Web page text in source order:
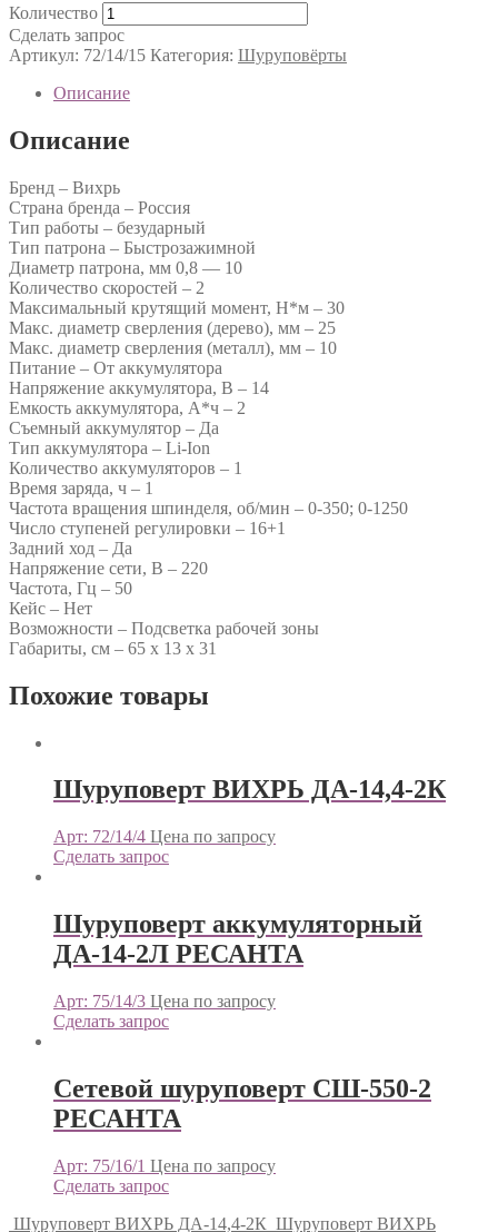
Количество
Сделать запрос
Артикул: 72/14/15 Категория: Шуруповёрты
Описание
Описание
Бренд – Вихрь
Страна бренда – Россия
Тип работы – безударный
Тип патрона – Быстрозажимной
Диаметр патрона, мм 0,8 — 10
Количество скоростей – 2
Максимальный крутящий момент, Н*м – 30
Макс. диаметр сверления (дерево), мм – 25
Макс. диаметр сверления (металл), мм – 10
Питание – От аккумулятора
Напряжение аккумулятора, В – 14
Емкость аккумулятора, А*ч – 2
Съемный аккумулятор – Да
Тип аккумулятора – Li-Ion
Количество аккумуляторов – 1
Время заряда, ч – 1
Частота вращения шпинделя, об/мин – 0-350; 0-1250
Число ступеней регулировки – 16+1
Задний ход – Да
Напряжение сети, В – 220
Частота, Гц – 50
Кейс – Нет
Возможности – Подсветка рабочей зоны
Габариты, см – 65 х 13 х 31
Похожие товары
Шуруповерт ВИХРЬ ДА-14,4-2К
Арт: 72/14/4 Цена по запросу
Сделать запрос
Шуруповерт аккумуляторный
ДА-14-2Л РЕСАНТА
Арт: 75/14/3 Цена по запросу
Сделать запрос
Сетевой шуруповерт СШ-550-2
РЕСАНТА
Арт: 75/16/1 Цена по запросу
Сделать запрос
Шуруповерт ВИХРЬ ДА-14,4-2К Шуруповерт ВИХРЬ